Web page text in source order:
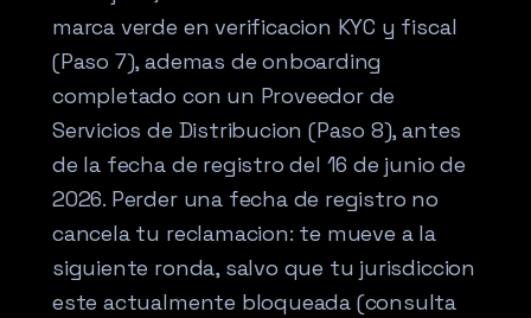
marca verde en verificacion KYC y fiscal
(Paso 7), ademas de onboarding
completado con un Proveedor de
Servicios de Distribucion (Paso 8), antes
de la fecha de registro del 16 de junio de
2026. Perder una fecha de registro no
cancela tu reclamacion: te mueve a la
siguiente ronda, salvo que tu jurisdiccion
este actualmente bloqueada (consulta